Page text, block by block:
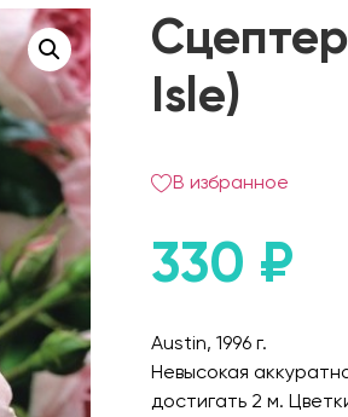
Isle)
В избранное
330 ₽
Austin, 1996 г.
Невысокая
достигать 2 м.